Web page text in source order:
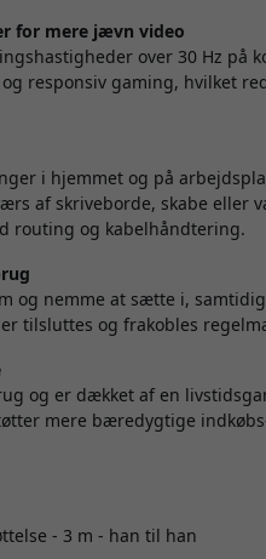
for mere jævn video
over 30 Hz på
responsiv gaming, hvilket
i hjemmet og på
af skriveborde, skabe eller
routing og kabelhåndtering.
og nemme at sætte i,
tilsluttes og frakobles
og er dækket af en
mere bæredygtige
- 3 m - han til han